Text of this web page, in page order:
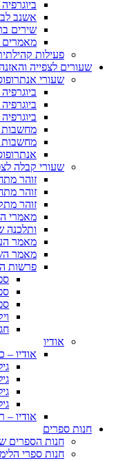
אשנב
שירים
מאמרים
פעילות
שעורים לצפייה
שעורי
ביוגרפיה
ביוגרפיה
ביוגרפיה
מחשבות
מחשבות
שעורי קבלה
זוהר
זוהר
זוהר
מאמרי
ותלכנה
מאמר
מאמר
פרשות
אודיו
אודיו –
גיל
גיל
אודיו –
חנות ספרים
חנות הספרים
חנות ספרי